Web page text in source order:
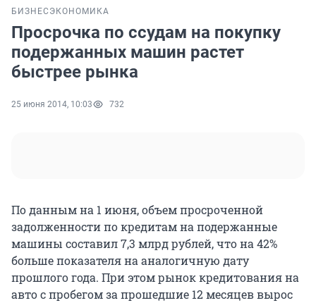
БИЗНЕС ЭКОНОМИКА
Просрочка по ссудам на покупку
подержанных машин растет
быстрее рынка
25 июня 2014, 10:03 732
По данным на 1 июня, объем просроченной
задолженности по кредитам на подержанные
машины составил 7,3 млрд рублей, что на 42%
больше показателя на аналогичную дату
прошлого года. При этом рынок кредитования на
авто с пробегом за прошедшие 12 месяцев вырос